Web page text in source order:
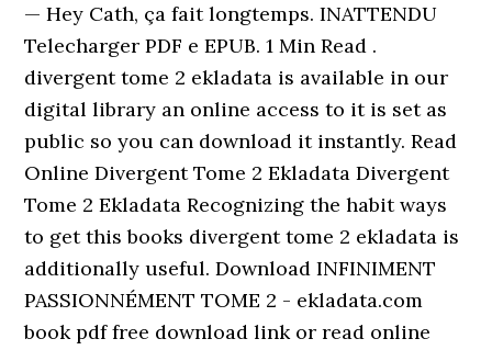
— Hey Cath, ça fait longtemps. INATTENDU
Telecharger PDF e EPUB. 1 Min Read .
divergent tome 2 ekladata is available in our
digital library an online access to it is set as
public so you can download it instantly. Read
Online Divergent Tome 2 Ekladata Divergent
Tome 2 Ekladata Recognizing the habit ways
to get this books divergent tome 2 ekladata is
additionally useful. Download INFINIMENT
PASSIONNÉMENT TOME 2 - ekladata.com
book pdf free download link or read online